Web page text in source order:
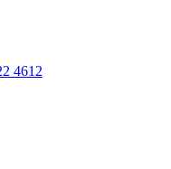
4612